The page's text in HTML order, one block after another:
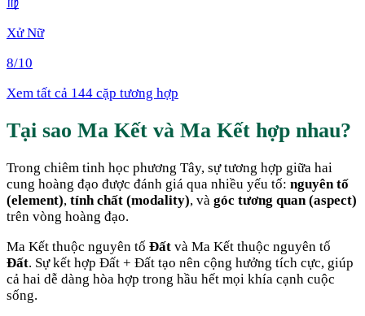
Xử Nữ
8/10
Xem tất cả 144 cặp tương hợp
Tại sao Ma Kết và Ma Kết hợp nhau?
Trong chiêm tinh học phương Tây, sự tương hợp giữa hai
cung hoàng đạo được đánh giá qua nhiều yếu tố: nguyên tố
(element), tính chất (modality), và góc tương quan (aspect)
trên vòng hoàng đạo.
Ma Kết thuộc nguyên tố Đất và Ma Kết thuộc nguyên tố
Đất. Sự kết hợp Đất + Đất tạo nên cộng hưởng tích cực, giúp
cả hai dễ dàng hòa hợp trong hầu hết mọi khía cạnh cuộc
sống.